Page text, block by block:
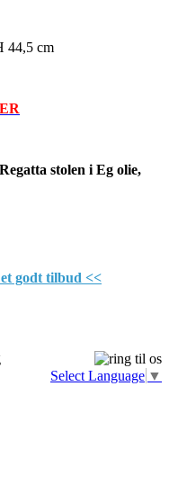
44,5 cm
stolen i Eg olie,
godt tilbud <<
Select Language ▼